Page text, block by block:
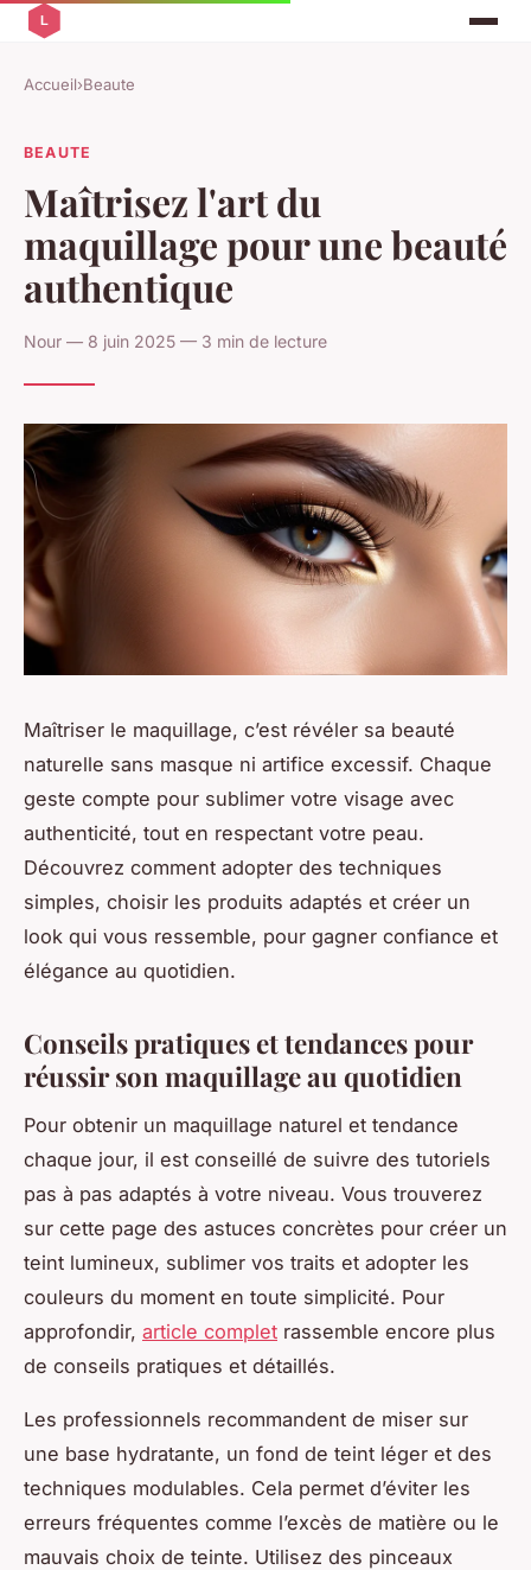
Accueil›Beaute
BEAUTE
Maîtrisez l'art du
maquillage pour une beauté
authentique
Nour — 8 juin 2025 — 3 min de lecture
Maîtriser le maquillage, c’est révéler sa beauté
naturelle sans masque ni artifice excessif. Chaque
geste compte pour sublimer votre visage avec
authenticité, tout en respectant votre peau.
Découvrez comment adopter des techniques
simples, choisir les produits adaptés et créer un
look qui vous ressemble, pour gagner confiance et
élégance au quotidien.
Conseils pratiques et tendances pour
réussir son maquillage au quotidien
Pour obtenir un maquillage naturel et tendance
chaque jour, il est conseillé de suivre des tutoriels
pas à pas adaptés à votre niveau. Vous trouverez
sur cette page des astuces concrètes pour créer un
teint lumineux, sublimer vos traits et adopter les
couleurs du moment en toute simplicité. Pour
approfondir, article complet rassemble encore plus
de conseils pratiques et détaillés.
Les professionnels recommandent de miser sur
une base hydratante, un fond de teint léger et des
techniques modulables. Cela permet d’éviter les
erreurs fréquentes comme l’excès de matière ou le
mauvais choix de teinte. Utilisez des pinceaux